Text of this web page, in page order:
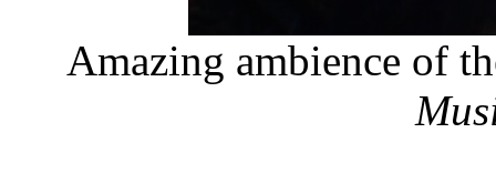
Amazing ambience of